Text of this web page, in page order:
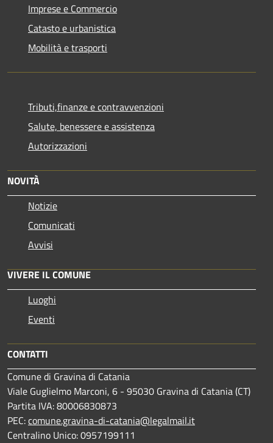
Imprese e Commercio
Catasto e urbanistica
Mobilità e trasporti
Tributi,finanze e contravvenzioni
Salute, benessere e assistenza
Autorizzazioni
NOVITÀ
Notizie
Comunicati
Avvisi
VIVERE IL COMUNE
Luoghi
Eventi
CONTATTI
Comune di Gravina di Catania
Viale Guglielmo Marconi, 6 - 95030 Gravina di Catania (CT)
Partita IVA: 80006830873
PEC:comune.gravina-di-catania@legalmail.it
Centralino Unico: 0957199111